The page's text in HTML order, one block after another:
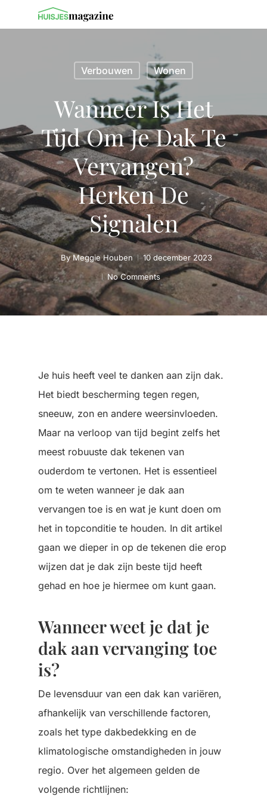
Verbouwen Wonen
Wanneer Is Het
Tijd Om Je Dak Te
Vervangen?
Herken De
Signalen
ByMeggie Houben
10 december 2023
No Comments
Je huis heeft veel te danken aan zijn dak.
Het biedt bescherming tegen regen,
sneeuw, zon en andere weersinvloeden.
Maar na verloop van tijd begint zelfs het
meest robuuste dak tekenen van
ouderdom te vertonen. Het is essentieel
om te weten wanneer je dak aan
vervangen toe is en wat je kunt doen om
het in topconditie te houden. In dit artikel
gaan we dieper in op de tekenen die erop
wijzen dat je dak zijn beste tijd heeft
gehad en hoe je hiermee om kunt gaan.
Wanneer weet je dat je
dak aan vervanging toe
is?
De levensduur van een dak kan variëren,
afhankelijk van verschillende factoren,
zoals het type dakbedekking en de
klimatologische omstandigheden in jouw
regio. Over het algemeen gelden de
volgende richtlijnen: